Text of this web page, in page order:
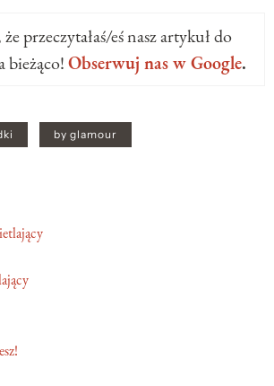
przeczytałaś/eś nasz artykuł do
bieżąco!Obserwuj nas w Google.
by glamour